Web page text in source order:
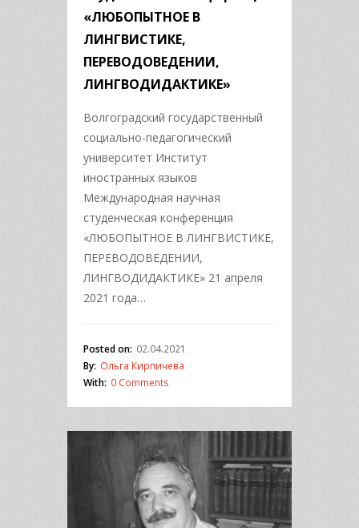
«ЛЮБОПЫТНОЕ В
ЛИНГВИСТИКЕ,
ПЕРЕВОДОВЕДЕНИИ,
ЛИНГВОДИДАКТИКЕ»
Волгоградский государственный
социально-педагогический
университет Институт
иностранных языков
Международная научная
студенческая конференция
«ЛЮБОПЫТНОЕ В ЛИНГВИСТИКЕ,
ПЕРЕВОДОВЕДЕНИИ,
ЛИНГВОДИДАКТИКЕ» 21 апреля
2021 года…
Posted on: 02.04.2021
By: Ольга Кирпичева
With: 0 Comments